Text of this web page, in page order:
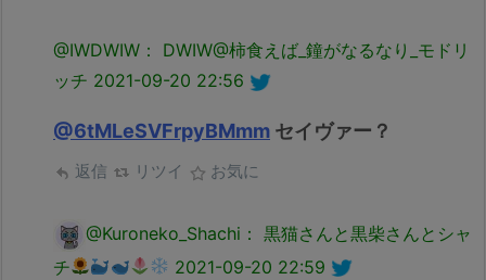
@IWDWIW： DWIW@柿食えば_鐘がなるなり_モドリ
ッチ 2021-09-20 22:56
@6tMLeSVFrpyBMmm セイヴァー？
返信 リツイ お気に
@Kuroneko_Shachi： 黒猫さんと黒柴さんとシャ
チ
2021-09-20 22:59